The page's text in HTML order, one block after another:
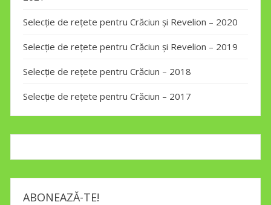
Selecție de rețete pentru Crăciun și Revelion – 2020
Selecție de rețete pentru Crăciun și Revelion – 2019
Selecție de rețete pentru Crăciun – 2018
Selecție de rețete pentru Crăciun – 2017
ABONEAZĂ-TE!